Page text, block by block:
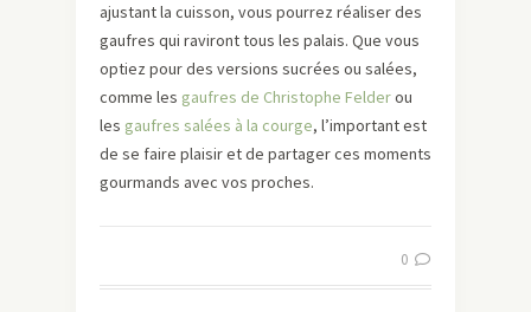
ajustant la cuisson, vous pourrez réaliser des
gaufres qui raviront tous les palais. Que vous
optiez pour des versions sucrées ou salées,
comme les gaufres de Christophe Felderou
les gaufres salées à la courge, l’important est
de se faire plaisir et de partager ces moments
gourmands avec vos proches.
0